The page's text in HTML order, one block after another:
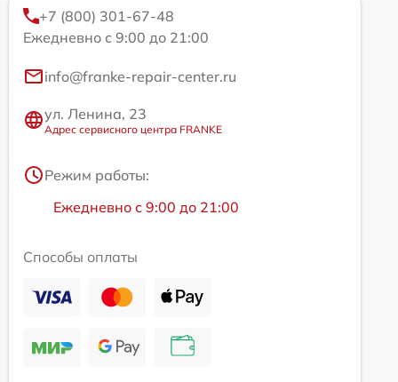
+7 (800) 301-67-48
Ежедневно с 9:00 до 21:00
info@franke-repair-center.ru
ул. Ленина, 23
Адрес сервисного центра FRANKE
Режим работы:
Ежедневно с 9:00 до 21:00
Способы оплаты